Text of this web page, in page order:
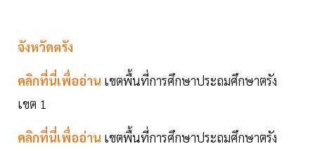
จังหวัดตรัง
คลิกที่นี่เพื่ออ่าน เขตพื้นที่การศึกษาประถมศึกษาตรัง
เขต 1
คลิกที่นี่เพื่ออ่าน เขตพื้นที่การศึกษาประถมศึกษาตรัง